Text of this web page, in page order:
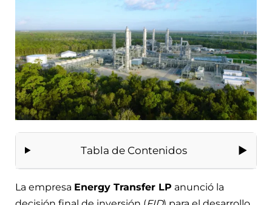
Tabla de Contenidos
La empresa Energy Transfer LP anunció la